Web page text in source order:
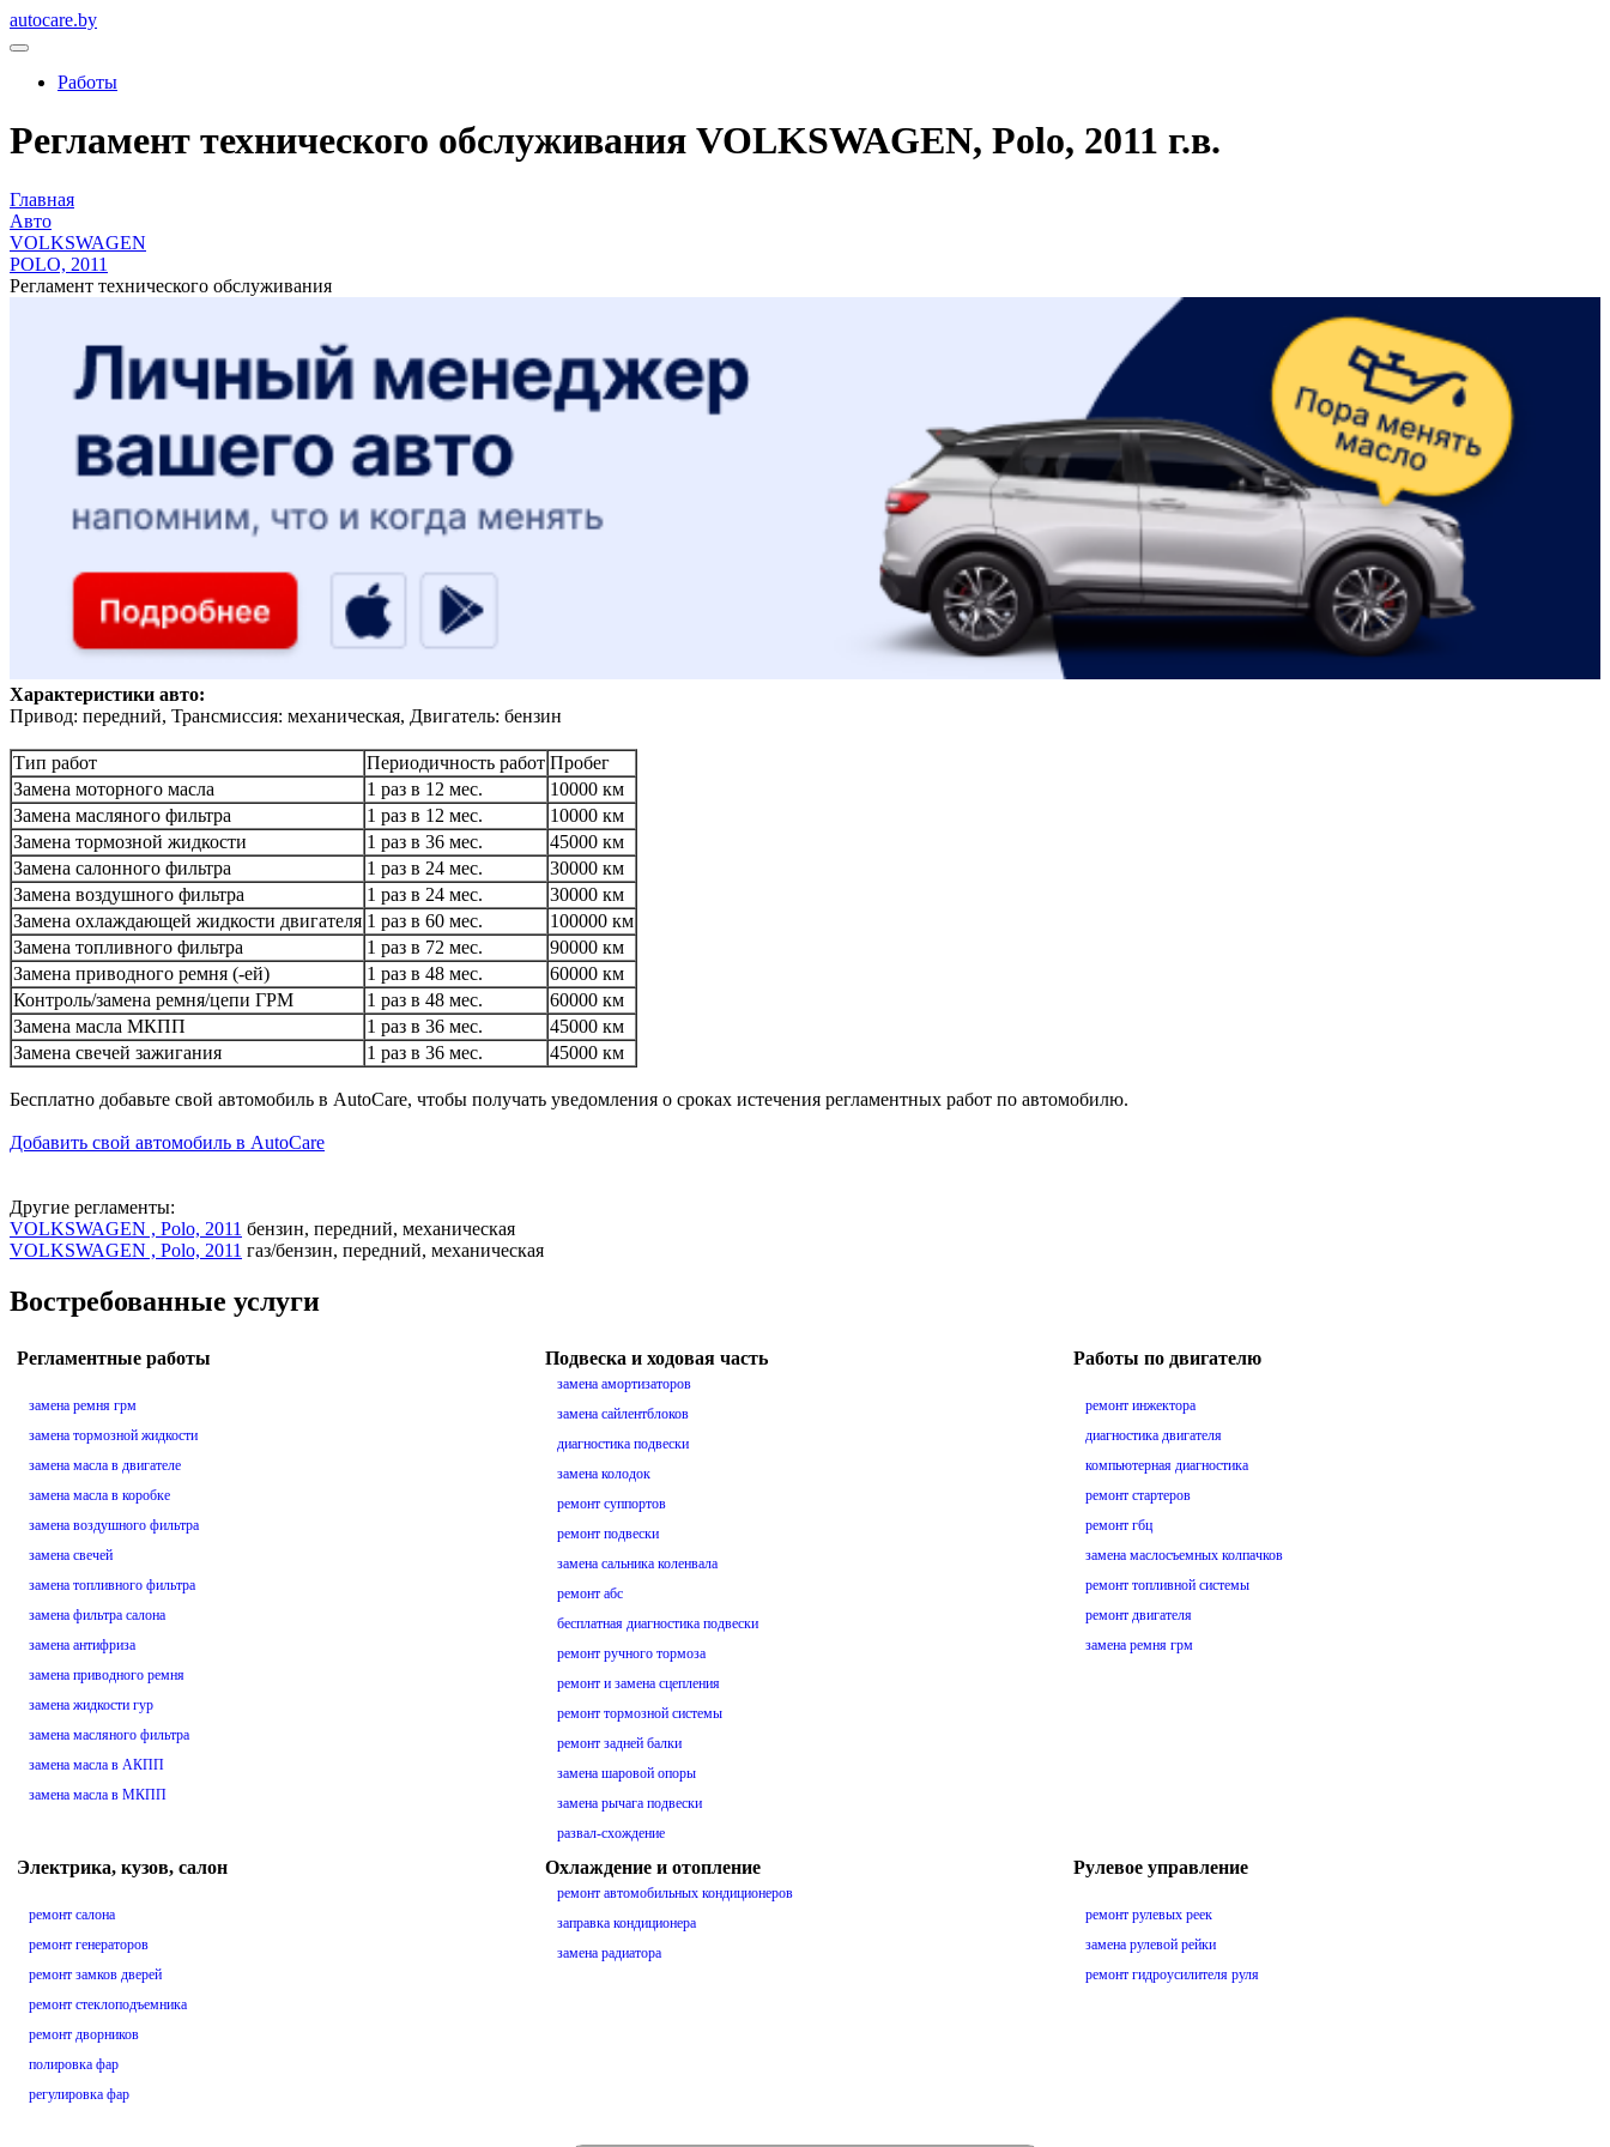
autocare.by
Работы
Регламент технического обслуживания VOLKSWAGEN, Polo, 2011 г.в.
Главная
Авто
VOLKSWAGEN
POLO, 2011
Регламент технического обслуживания
Характеристики авто:
Привод: передний, Трансмиссия: механическая, Двигатель: бензин
Тип работ Периодичность работ Пробег
Замена моторного масла
1 раз в 12 мес.
10000 км
Замена масляного фильтра
1 раз в 12 мес.
10000 км
Замена тормозной жидкости
1 раз в 36 мес.
45000 км
Замена салонного фильтра
1 раз в 24 мес.
30000 км
Замена воздушного фильтра
1 раз в 24 мес.
30000 км
Замена охлаждающей жидкости двигателя 1 раз в 60 мес.
100000 км
Замена топливного фильтра
1 раз в 72 мес.
90000 км
Замена приводного ремня (-ей)
1 раз в 48 мес.
60000 км
Контроль/замена ремня/цепи ГРМ
1 раз в 48 мес.
60000 км
Замена масла МКПП
1 раз в 36 мес.
45000 км
Замена свечей зажигания
1 раз в 36 мес. 45000 км
Бесплатно добавьте свой автомобиль в AutoCare, чтобы получать уведомления о сроках истечения регламентных работ по автомобилю.
Добавить свой автомобиль в AutoCare
Другие регламенты:
VOLKSWAGEN , Polo, 2011 бензин, передний, механическая
VOLKSWAGEN , Polo, 2011 газ/бензин, передний, механическая
Востребованные услуги
Регламентные работы
замена ремня грм
замена тормозной жидкости
замена масла в двигателе
замена масла в коробке
замена воздушного фильтра
замена свечей
замена топливного фильтра
замена фильтра салона
замена антифриза
замена приводного ремня
замена жидкости гур
замена масляного фильтра
замена масла в АКПП
замена масла в МКПП
Подвеска и ходовая часть
замена амортизаторов
замена сайлентблоков
диагностика подвески
замена колодок
ремонт суппортов
ремонт подвески
замена сальника коленвала
ремонт абс
бесплатная диагностика подвески
ремонт ручного тормоза
ремонт и замена сцепления
ремонт тормозной системы
ремонт задней балки
замена шаровой опоры
замена рычага подвески
развал-схождение
Работы по двигателю
ремонт инжектора
диагностика двигателя
компьютерная диагностика
ремонт стартеров
ремонт гбц
замена маслосъемных колпачков
ремонт топливной системы
ремонт двигателя
замена ремня грм
Электрика, кузов, салон
ремонт салона
ремонт генераторов
ремонт замков дверей
ремонт стеклоподъемника
ремонт дворников
полировка фар
регулировка фар
Охлаждение и отопление
ремонт автомобильных кондиционеров
заправка кондиционера
замена радиатора
Рулевое управление
ремонт рулевых реек
замена рулевой рейки
ремонт гидроусилителя руля